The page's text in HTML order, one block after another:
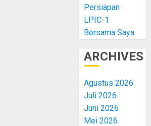
Persiapan
LPIC-1
Bersama Saya
ARCHIVES
Agustus 2026
Juli 2026
Juni 2026
Mei 2026